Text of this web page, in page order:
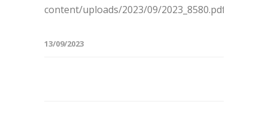
content/uploads/2023/09/2023_8580.pdf
13/09/2023